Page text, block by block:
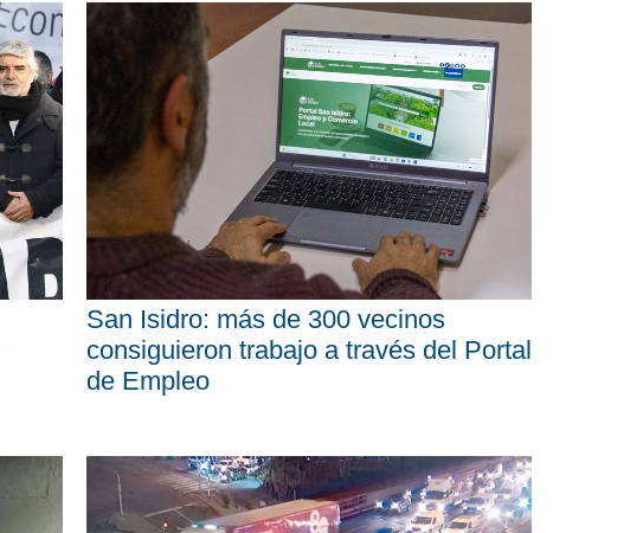
San Isidro: más de 300 vecinos
consiguieron trabajo a través del Portal
de Empleo